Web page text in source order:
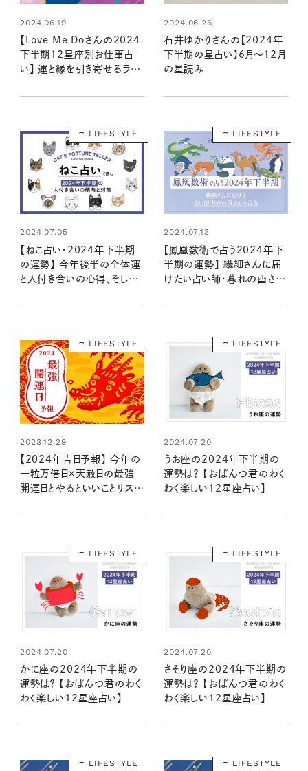
2024.06.19
【Love Me Doさんの2024
下半期12星座別お仕事占
い】 運と縁を引き寄せるラブ
2024.06.26
石井ゆかりさんの【2024年
下半期の星占い】6月～12月
の星読み
LIFESTYLE
2024.07.05
【ねこ占い・2024年下半期
の運勢】 今年後半の全体運
と人付き合いの心得、そして
LIFESTYLE
2024.07.13
【鳳凰数術で占う2024年下
半期の運勢】 繊細さんに届
けたい占い師・暮れの酉さん
LIFESTYLE
2023.12.29
【2024年吉日予報】 今年の
一粒万倍日×天赦日の最強
開運日とやるといいことリスト
LIFESTYLE
2024.07.20
うお座の2024年下半期の
運勢は？ 【おぱんつ君のわく
わく楽しい12星座占い】
LIFESTYLE
2024.07.20
かに座の2024年下半期の
運勢は？ 【おぱんつ君のわく
わく楽しい12星座占い】
LIFESTYLE
2024.07.20
さそり座の2024年下半期の
運勢は？ 【おぱんつ君のわく
わく楽しい12星座占い】
LIFESTYLE LIFESTYLE